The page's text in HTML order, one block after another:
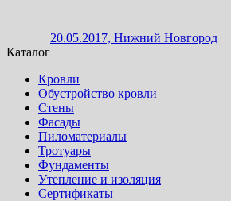
20.05.2017, Нижний Новгород
Каталог
Кровли
Обустройство кровли
Стены
Фасады
Пиломатериалы
Тротуары
Фундаменты
Утепление и изоляция
Сертификаты